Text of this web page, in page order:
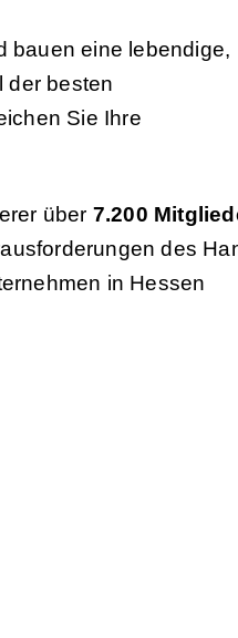
bauen eine lebendige,
der besten
Sie Ihre
über 7.200
des
in Hessen